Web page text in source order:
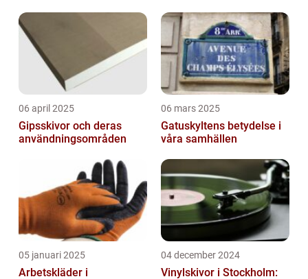
06 april 2025
Gipsskivor och deras
användningsområden
06 mars 2025
Gatuskyltens betydelse i
våra samhällen
05 januari 2025
Arbetskläder i
04 december 2024
Vinylskivor i Stockholm: